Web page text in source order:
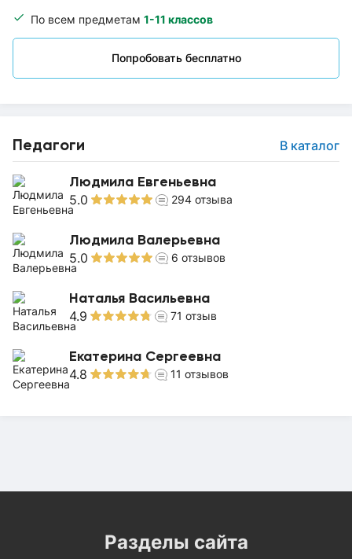
По всем предметам 1-11 классов
Попробовать бесплатно
Педагоги В каталог
Людмила Евгеньевна
5.0 294 отзыва
Людмила Валерьевна
5.0 6 отзывов
Наталья Васильевна
4.9 71 отзыв
Екатерина Сергеевна
4.8 11 отзывов
Разделы сайта